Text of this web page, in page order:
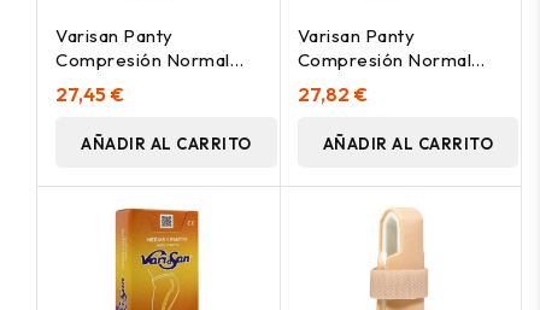
Varisan Panty
Compresión Normal
Calibrata Beige Talla 4, 1
Ud
27,45 €
AÑADIR AL CARRITO
Varisan Panty
Compresión Normal
Calibrata 140 Talla 2
Beige, 1 Ud
27,82 €
AÑADIR AL CARRITO